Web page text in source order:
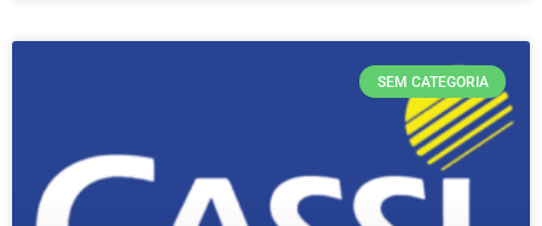
SEM CATEGORIA